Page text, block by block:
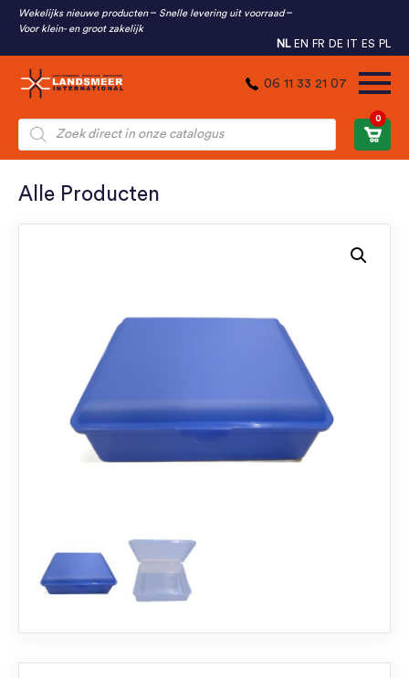
Wekelijks nieuwe producten
Snelle levering uit voorraad
Voor klein- en groot zakelijk
NL EN FR DE IT ES PL
06 11 33 21 07
Producten
zoeken
0
Alle Producten